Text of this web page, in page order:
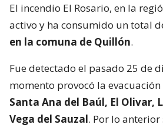
El incendio El Rosario, en la
activo y ha consumido un total
en la comuna de Quillón.
Fue detectado el pasado 25 de
momento provocó la evacuación
Santa Ana del Baúl, El Olivar,
Vega del Sauzal. Por lo anterior